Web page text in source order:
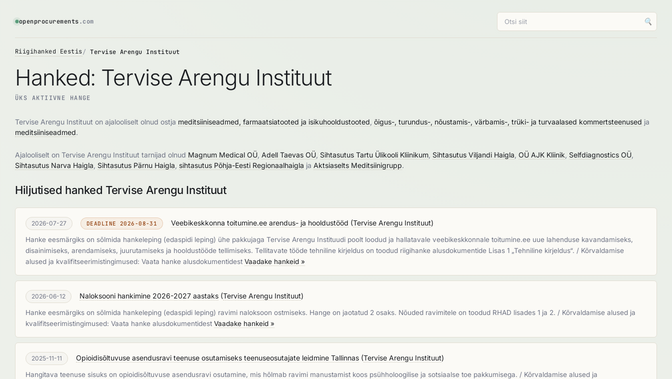
openprocurements.com 🔍
Riigihanked Eestis Tervise Arengu Instituut
Hanked: Tervise Arengu Instituut
ÜKS AKTIIVNE HANGE
Tervise Arengu Instituut on ajalooliselt olnud ostja meditsiiniseadmed, farmaatsiatooted ja isikuhooldustooted õigus-, turundus-, nõustamis-, värbamis-, trüki- ja turvaalased kommertsteenused ja
meditsiiniseadmed.
Ajalooliselt on Tervise Arengu Instituut tarnijad olnud Magnum Medical OÜ Adell Taevas OÜ Sihtasutus Tartu Ülikooli Kliinikum Sihtasutus Viljandi Haigla OÜ AJK Kliinik Selfdiagnostics OÜ
Sihtasutus Narva Haigla Sihtasutus Pärnu Haigla sihtasutus Põhja-Eesti Regionaalhaigla ja Aktsiaselts Meditsiinigrupp.
Hiljutised hanked Tervise Arengu Instituut
2026-07-27 DEADLINE 2026-08-31 Veebikeskkonna toitumine.ee arendus- ja hooldustööd (Tervise Arengu Instituut)
Hanke eesmärgiks on sõlmida hankeleping (edaspidi leping) ühe pakkujaga Tervise Arengu Instituudi poolt loodud ja hallatavale veebikeskkonnale toitumine.ee uue lahenduse kavandamiseks,
disainimiseks, arendamiseks, juurutamiseks ja hooldustööde tellimiseks. Tellitavate tööde tehniline kirjeldus on toodud riigihanke alusdokumentide Lisas 1 „Tehniline kirjeldus“. / Kõrvaldamise
alused ja kvalifitseerimistingimused: Vaata hanke alusdokumentidest Vaadake hankeid »
2026-06-12 Naloksooni hankimine 2026-2027 aastaks (Tervise Arengu Instituut)
Hanke eesmärgiks on sõlmida hankeleping (edaspidi leping) ravimi naloksoon ostmiseks. Hange on jaotatud 2 osaks. Nõuded ravimitele on toodud RHAD lisades 1 ja 2. / Kõrvaldamise alused ja
kvalifitseerimistingimused: Vaata hanke alusdokumentidest Vaadake hankeid »
2025-11-11 Opioidisõltuvuse asendusravi teenuse osutamiseks teenuseosutajate leidmine Tallinnas (Tervise Arengu Instituut)
Hangitava teenuse sisuks on opioidisõltuvuse asendusravi osutamine, mis hõlmab ravimi manustamist koos psühholoogilise ja sotsiaalse toe pakkumisega. / Kõrvaldamise alused ja